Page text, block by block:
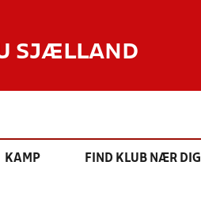
SJÆLLAND
KAMP FIND KLUB NÆR DIG